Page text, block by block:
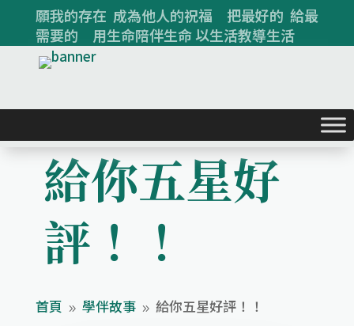
願我的存在 成為他人的祝福 把最好的 給最
需要的 用生命陪伴生命 以生活教導生活
給你五星好
評！！
首頁 9 學伴故事 9 給你五星好評！！